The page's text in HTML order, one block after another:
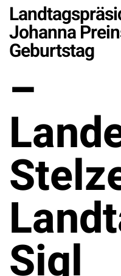
Johanna
Geburtstag
–
Sigl